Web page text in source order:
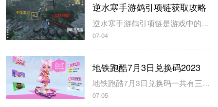
逆水寒手游鹤引项链获取攻略
逆水寒手游鹤引项链是游戏中的55级紫色装备，玩家可以通过不同的坐标完成小游戏获得，米葫芦小编带来逆水寒手游鹤引项链获取攻略，一起来看看吧。逆水寒手游鹤引项链获取攻略1、在山清山完成同样的探索小游戏驭鹤七次即可获得。2、注意这七哥小游戏都是一样的流程，在规定的时间内触碰4朵花即可完成。3、坐标分别在...
07-04
地铁跑酷7月3日兑换码2023
地铁跑酷7月3日兑换码一共有三个，玩家使用以后即可获得大量的钥匙和金币，米葫芦小编带来地铁跑酷7月3日兑换码2023，一起来看看吧。地铁跑酷7月3日兑换码20231、兑换码：FANBOOK地铁社区七十万人福利2、兑换码：FANBOOK7服十万人福利3、兑换码：FANBOOK地铁跑酷二十万人福4、玩...
07-05